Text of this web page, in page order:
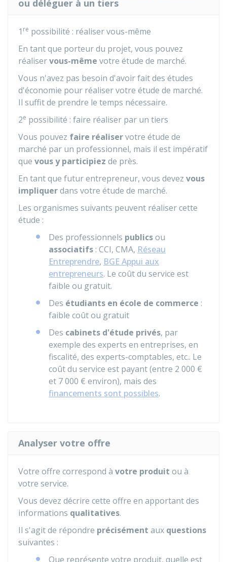
ou déléguer à un tiers
1 re possibilité : réaliser vous-même
En tant que porteur du projet, vous pouvez
réaliservous-même votre étude de marché.
Vous n'avez pas besoin d'avoir fait des études
d'économie pour réaliser votre étude de marché.
Il suffit de prendre le temps nécessaire.
2e possibilité : faire réaliser par un tiers
Vous pouvez faire réaliservotre étude de
marché par un professionnel, mais il est impératif
que vous y participiez de près.
En tant que futur entrepreneur, vous devez vous
impliquerdans votre étude de marché.
Les organismes suivants peuvent réaliser cette
étude :
Des professionnels publicsou
associatifs : CCI, CMA, Réseau
Entreprendre, BGE Appui aux
entrepreneurs. Le coût du service est
faible ou gratuit.
Des étudiants en école de commerce :
faible coût ou gratuit
Des cabinets d'étude privés, par
exemple des experts en entreprises, en
fiscalité, des experts-comptables, etc.. Le
coût du service est payant (entre 2 000 €
et 7 000 € environ), mais des
financements sont possibles.
Analyser votre offre
Votre offre correspond à votre produit ou à
votre service.
Vous devez décrire cette offre en apportant des
informations qualitatives.
Il s'agit de répondre précisément aux questions
suivantes :
Que représente votre produit, quelle est